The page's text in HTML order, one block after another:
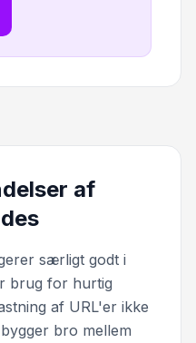
af
særligt godt i
brug for hurtig
af URL'er ikke
bro mellem